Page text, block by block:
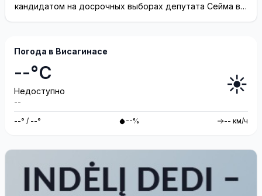
кандидатом на досрочных выборах депутата Сейма в
Погода в Висагинасе
--°C
Недоступно
--
☀️
--° / --° --% -- км/ч